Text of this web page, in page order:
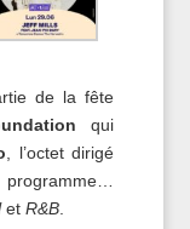
de la fête
qui
, l’octet dirigé
et R&B.